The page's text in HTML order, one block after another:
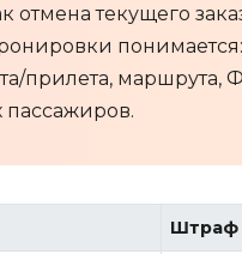
отмена текущего
прилета, маршрута,
Штраф